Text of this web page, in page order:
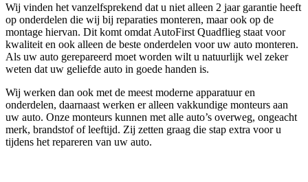
Wij vinden het vanzelfsprekend dat u niet alleen 2 jaar garantie heeft
op onderdelen die wij bij reparaties monteren, maar ook op de
montage hiervan. Dit komt omdat AutoFirst Quadflieg staat voor
kwaliteit en ook alleen de beste onderdelen voor uw auto monteren.
Als uw auto gerepareerd moet worden wilt u natuurlijk wel zeker
weten dat uw geliefde auto in goede handen is.
Wij werken dan ook met de meest moderne apparatuur en
onderdelen, daarnaast werken er alleen vakkundige monteurs aan
uw auto. Onze monteurs kunnen met alle auto’s overweg, ongeacht
merk, brandstof of leeftijd. Zij zetten graag die stap extra voor u
tijdens het repareren van uw auto.